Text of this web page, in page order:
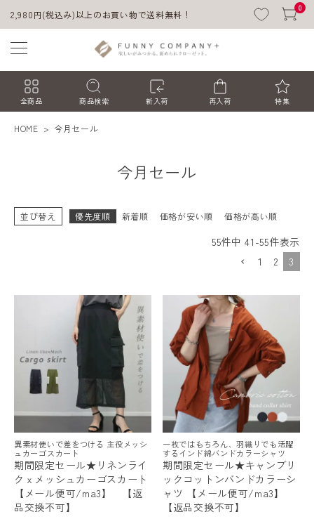
2,980円(税込み)以上のお買い物で送料無料！
0
全商品 商品検索 新入荷 再入荷 特集
会員登録
レディーストップス
レディースボトムス
ファッション雑貨
HOME 今月セール
今月セール
並び替え 優先度順 新着順 価格が安い順 価格が高い順
55件中 41 -55件表示
1
2 3
異素材使いで差をつける 主役メッシ
ュカーゴスカート
期間限定セール★リネンライ
クｘメッシュカーゴスカート
【メール便可/ma3】 【返
品交換不可】
一枚ではもちろん、羽織りでも活躍
するインド綿バンドカラーシャツ
期間限定セール★キャンブリ
ックコットンバンドカラーシ
ャツ 【メール便可/ma3】
【返品交換不可】